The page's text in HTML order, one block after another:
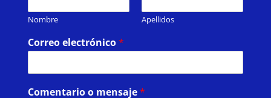
Nombre Apellidos
Correo electrónico*
Comentario o mensaje*